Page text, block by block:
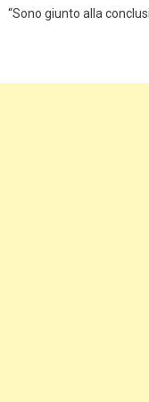
“Sono giunto alla